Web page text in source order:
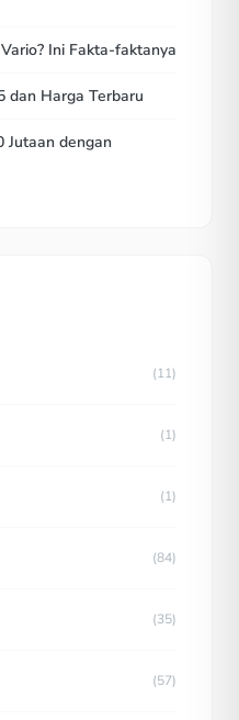
Ini Fakta-faktanya
dan Harga Terbaru
Jutaan dengan
(11)
(1)
(1)
(84)
(35)
(57)